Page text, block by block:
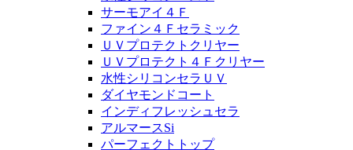
サーモアイ４Ｆ
ファイン４Ｆセラミック
ＵＶプロテクトクリヤー
ＵＶプロテクト４Ｆクリヤー
水性シリコンセラＵＶ
ダイヤモンドコート
インディフレッシュセラ
アルマースSi
パーフェクトトップ